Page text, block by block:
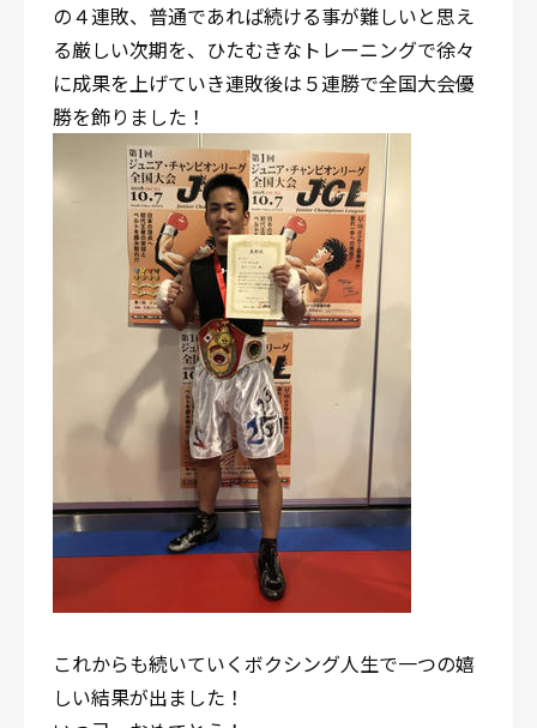
の４連敗、普通であれば続ける事が難しいと思え
る厳しい次期を、ひたむきなトレーニングで徐々
に成果を上げていき連敗後は５連勝で全国大会優
勝を飾りました！
これからも続いていくボクシング人生で一つの嬉
しい結果が出ました！